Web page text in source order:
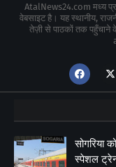
AtalNews24.com मध्य
वेबसाइट है। यह स्थानीय,
तेज़ी से पाठकों तक पहुँचाने
सोगरिया
स्पेशल